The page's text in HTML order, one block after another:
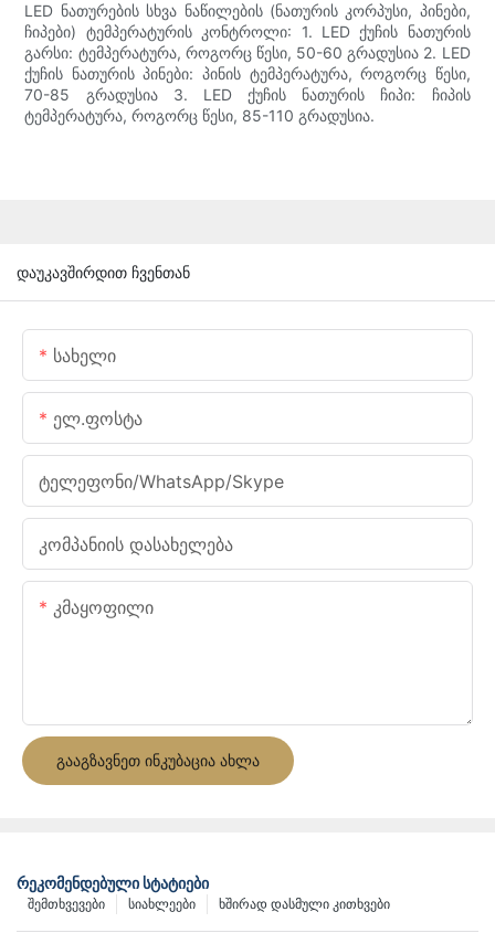
LED ნათურების სხვა ნაწილების (ნათურის კორპუსი, პინები,
ჩიპები) ტემპერატურის კონტროლი: 1. LED ქუჩის ნათურის
გარსი: ტემპერატურა, როგორც წესი, 50-60 გრადუსია 2. LED
ქუჩის ნათურის პინები: პინის ტემპერატურა, როგორც წესი,
70-85 გრადუსია 3. LED ქუჩის ნათურის ჩიპი: ჩიპის
ტემპერატურა, როგორც წესი, 85-110 გრადუსია.
დაუკავშირდით ჩვენთან
Სახელი
Ელ.ფოსტა
Ტელეფონი/WhatsApp/Skype
Კომპანიის Დასახელება
Კმაყოფილი
ᲒᲐᲐᲒᲖᲐᲕᲜᲔᲗ ᲘᲜᲙᲣᲑᲐᲪᲘᲐ ᲐᲮᲚᲐ
ᲠᲔᲙᲝᲛᲔᲜᲓᲔᲑᲣᲚᲘ ᲡᲢᲐᲢᲘᲔᲑᲘ
Ხშირად Დასმული Კითხვები
Სიახლეები
Შემთხვევები